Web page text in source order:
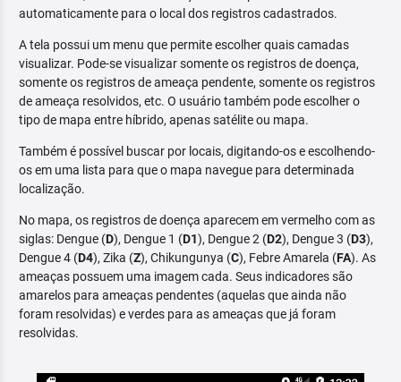
automaticamente para o local dos registros cadastrados.
A tela possui um menu que permite escolher quais camadas
visualizar. Pode-se visualizar somente os registros de doença,
somente os registros de ameaça pendente, somente os registros
de ameaça resolvidos, etc. O usuário também pode escolher o
tipo de mapa entre híbrido, apenas satélite ou mapa.
Também é possível buscar por locais, digitando-os e escolhendo-
os em uma lista para que o mapa navegue para determinada
localização.
No mapa, os registros de doença aparecem em vermelho com as
siglas: Dengue (D), Dengue 1 (D1), Dengue 2 (D2), Dengue 3 (D3),
Dengue 4 (D4), Zika (Z), Chikungunya (C), Febre Amarela (FA). As
ameaças possuem uma imagem cada. Seus indicadores são
amarelos para ameaças pendentes (aquelas que ainda não
foram resolvidas) e verdes para as ameaças que já foram
resolvidas.